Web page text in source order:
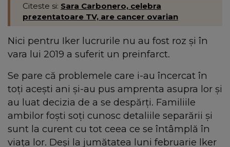
Citeste si: Sara Carbonero, celebra
prezentatoare TV, are cancer ovarian
Nici pentru Iker lucrurile nu au fost roz și în
vara lui 2019 a suferit un preinfarct.
Se pare că problemele care i-au încercat în
toți acești ani și-au pus amprenta asupra lor și
au luat decizia de a se despărți. Familiile
ambilor foști soți cunosc detaliile separării și
sunt la curent cu tot ceea ce se întâmplă în
viața lor. Deși la jumătatea luni februarie lker